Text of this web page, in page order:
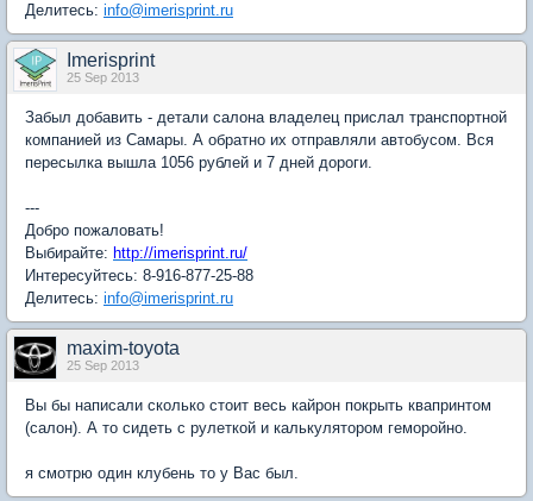
Делитесь: info@imerisprint.ru
Imerisprint
25 Sep 2013
Забыл добавить - детали салона владелец прислал транспортной
компанией из Самары. А обратно их отправляли автобусом. Вся
пересылка вышла 1056 рублей и 7 дней дороги.
---
Добро пожаловать!
Выбирайте: http://imerisprint.ru/
Интересуйтесь: 8-916-877-25-88
Делитесь: info@imerisprint.ru
maxim-toyota
25 Sep 2013
Вы бы написали сколько стоит весь кайрон покрыть квапринтом
(салон). А то сидеть с рулеткой и калькулятором геморойно.
я смотрю один клубень то у Вас был.